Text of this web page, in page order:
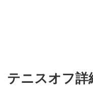
テニスオフ詳